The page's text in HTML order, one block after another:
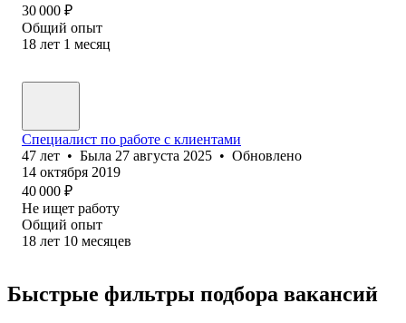
30 000 ₽
Общий опыт
18 лет 1 месяц
Специалист по работе с клиентами
47 лет • Была 27 августа 2025 • Обновлено
14 октября 2019
40 000 ₽
Не ищет работу
Общий опыт
18 лет 10 месяцев
Быстрые фильтры подбора вакансий